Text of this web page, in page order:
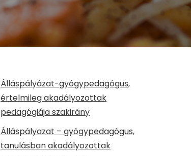
Álláspályázat-gyógypedagógus,
értelmileg akadályozottak
pedagógiája szakirány
Álláspályazat – gyógypedagógus,
tanulásban akadályozottak